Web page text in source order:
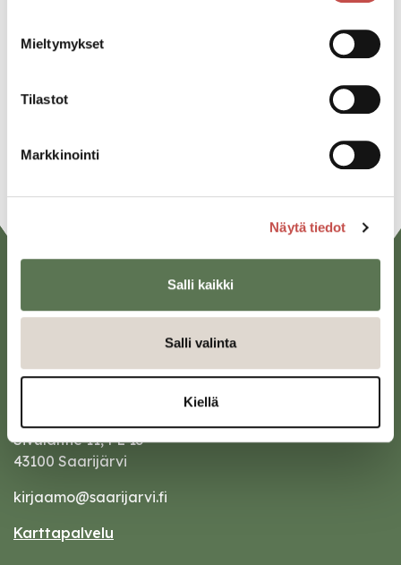
Mieltymykset
Tilastot
Markkinointi
Näytä tiedot
Salli kaikki
Salli valinta
Kiellä
Facebook
Linkedin
Sivulantie 11, PL 13
43100 Saarijärvi
kirjaamo@saarijarvi.fi
Karttapalvelu